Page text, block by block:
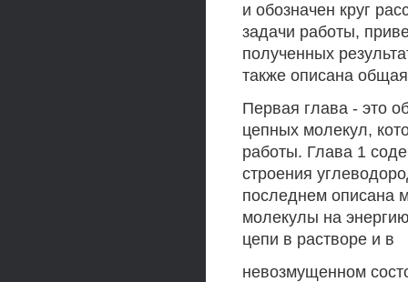
и обозначен круг
задачи работы,
полученных
также описана
Первая глава - это
цепных молекул,
работы. Глава 1
строения
последнем описана
молекулы на
цепи в растворе и в
невозмущенном